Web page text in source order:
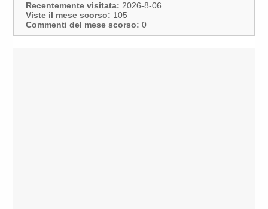
Recentemente visitata: 2026-8-06
Viste il mese scorso: 105
Commenti del mese scorso: 0